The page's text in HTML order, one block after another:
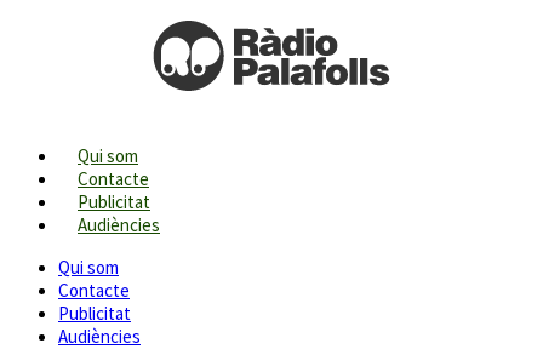
Qui som
Contacte
Publicitat
Audiències
Qui som
Contacte
Publicitat
Audiències